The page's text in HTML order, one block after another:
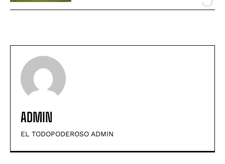
ADMIN
EL TODOPODEROSO ADMIN